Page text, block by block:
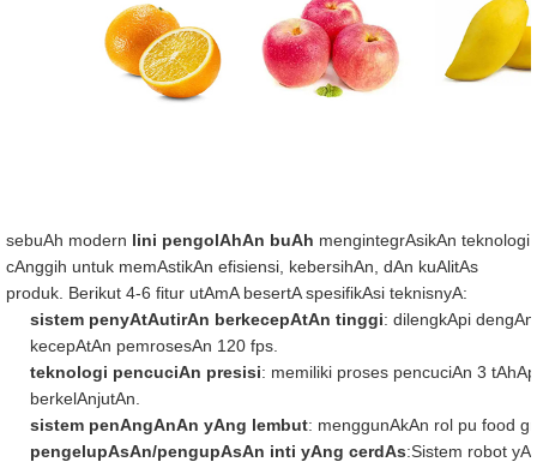
sebuAh modern lini pengolAhAn buAh mengintegrAsikAn teknologi
cAnggih untuk memAstikAn efisiensi, kebersihAn, dAn kuAlitAs
produk. Berikut 4-6 fitur utAmA besertA spesifikAsi teknisnyA:
sistem penyAtAutirAn berkecepAtAn tinggi: dilengkApi
kecepAtAn pemrosesAn 120 fps.
teknologi pencuciAn presisi: memiliki proses pencuciAn 3
berkelAnjutAn.
sistem penAngAnAn yAng lembut: menggunAkAn rol pu food
pengelupAsAn/pengupAsAn inti yAng cerdAs:Sistem robot